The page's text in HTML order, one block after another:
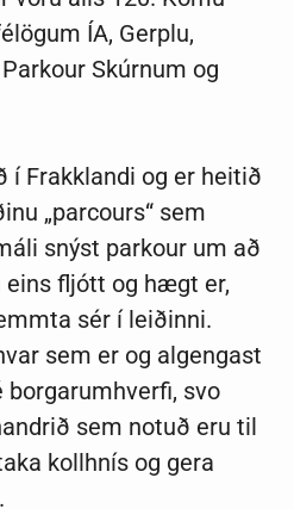
ÍA, Gerplu,
Skúrnum og
í Frakklandi og er heitið
„parcours“ sem
snýst parkour um að
fljótt og hægt er,
sér í leiðinni.
sem er og algengast
svo
sem notuð eru til
kollhnís og gera